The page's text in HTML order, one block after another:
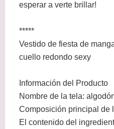
esperar a verte brillar!
*****
Vestido de fiesta de
cuello redondo sexy
Información del Producto
Nombre de la tela:
Composición principal de
El contenido del